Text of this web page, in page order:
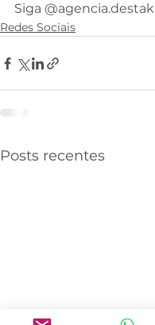
Siga @agencia.destak
Redes Sociais
Posts recentes